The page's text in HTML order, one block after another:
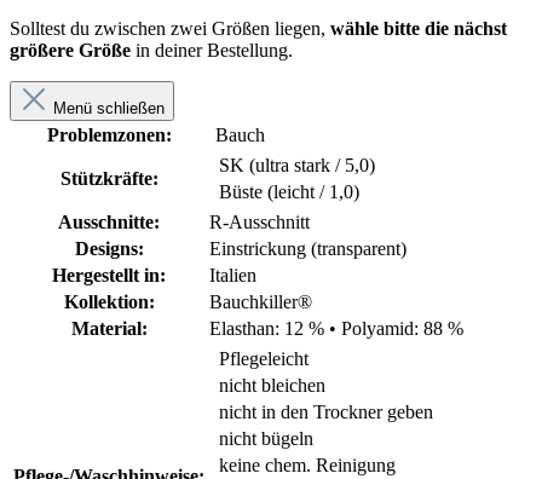
Solltest du zwischen zwei Größen liegen, wähle bitte die nächst
größere Größe in deiner Bestellung.
Menü schließen
Problemzonen: Bauch
Stützkräfte:
SK (ultra stark / 5,0)
Büste (leicht / 1,0)
Ausschnitte:
R-Ausschnitt
Designs:
Einstrickung (transparent)
Hergestellt in:
Italien
Kollektion:
Bauchkiller®
Material:
Elasthan: 12 % • Polyamid: 88 %
Pflegeleicht
nicht bleichen
nicht in den Trockner geben
nicht bügeln
keine chem. Reinigung